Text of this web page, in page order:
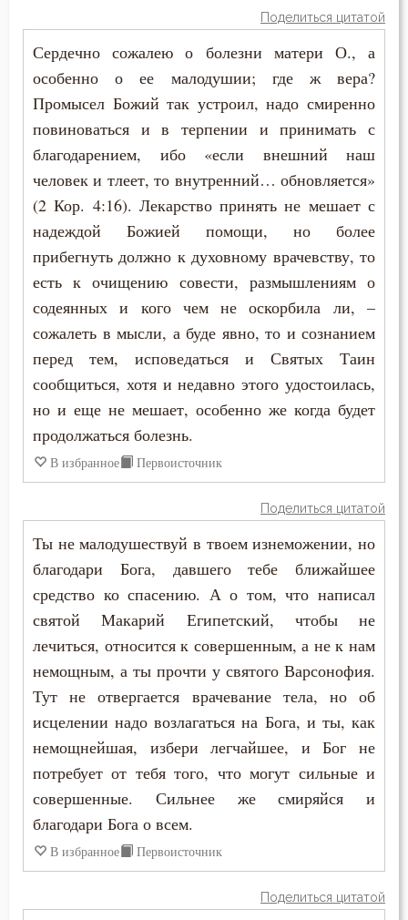
Поделиться цитатой
Сердечно сожалею о болезни матери О., а
особенно о ее малодушии; где ж вера?
Промысел Божий так устроил, надо смиренно
повиноваться и в терпении и принимать с
благодарением, ибо «если внешний наш
человек и тлеет, то внутренний… обновляется»
(2 Кор. 4:16). Лекарство принять не мешает с
надеждой Божией помощи, но более
прибегнуть должно к духовному врачевству, то
есть к очищению совести, размышлениям о
содеянных и кого чем не оскорбила ли, –
сожалеть в мысли, а буде явно, то и сознанием
перед тем, исповедаться и Святых Таин
сообщиться, хотя и недавно этого удостоилась,
но и еще не мешает, особенно же когда будет
продолжаться болезнь.
В избранное Первоисточник
Поделиться цитатой
Ты не малодушествуй в твоем изнеможении, но
благодари Бога, давшего тебе ближайшее
средство ко спасению. А о том, что написал
святой Макарий Египетский, чтобы не
лечиться, относится к совершенным, а не к нам
немощным, а ты прочти у святого Варсонофия.
Тут не отвергается врачевание тела, но об
исцелении надо возлагаться на Бога, и ты, как
немощнейшая, избери легчайшее, и Бог не
потребует от тебя того, что могут сильные и
совершенные. Сильнее же смиряйся и
благодари Бога о всем.
В избранное Первоисточник
Поделиться цитатой